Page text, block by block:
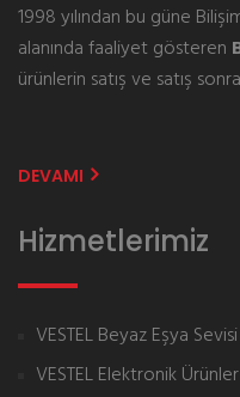
1998 yılından bu güne
alanında faaliyet gösteren
ürünlerin satış ve satış
DEVAMI
Hizmetlerimiz
VESTEL Beyaz Eşya Sevisi
VESTEL Elektronik